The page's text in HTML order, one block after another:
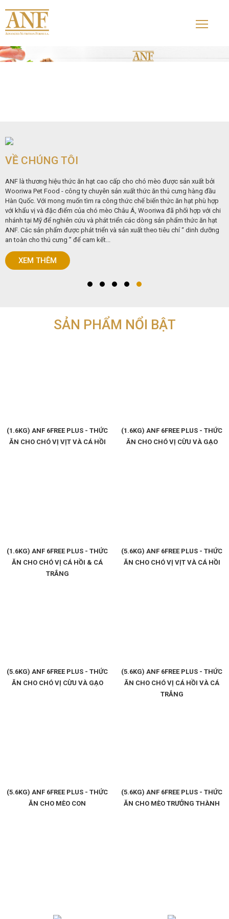
VỀ CHÚNG TÔI
ANF là thương hiệu thức ăn hạt cao cấp cho chó mèo được sản xuất bởi
Wooriwa Pet Food - công ty chuyên sản xuất thức ăn thú cưng hàng đầu
Hàn Quốc. Với mong muốn tìm ra công thức chế biến thức ăn hạt phù hợp
với khẩu vị và đặc điểm của chó mèo Châu Á, Wooriwa đã phối hợp với chi
nhánh tại Mỹ để nghiên cứu và phát triển các dòng sản phẩm thức ăn hạt
ANF. Các sản phẩm được phát triển và sản xuất theo tiêu chí “ dinh dưỡng
an toàn cho thú cưng ” để cam kết...
XEM THÊM
SẢN PHẨM NỔI BẬT
(1.6KG) ANF 6FREE PLUS - THỨC
ĂN CHO CHÓ VỊ VỊT VÀ CÁ HỒI
(1.6KG) ANF 6FREE PLUS - THỨC
ĂN CHO CHÓ VỊ CỪU VÀ GẠO
(1.6KG) ANF 6FREE PLUS - THỨC
ĂN CHO CHÓ VỊ CÁ HỒI & CÁ
TRẮNG
(5.6KG) ANF 6FREE PLUS - THỨC
ĂN CHO CHÓ VỊ VỊT VÀ CÁ HỒI
(5.6KG) ANF 6FREE PLUS - THỨC
ĂN CHO CHÓ VỊ CỪU VÀ GẠO
(5.6KG) ANF 6FREE PLUS - THỨC
ĂN CHO CHÓ VỊ CÁ HỒI VÀ CÁ
TRẮNG
(5.6KG) ANF 6FREE PLUS - THỨC
ĂN CHO MÈO CON
(5.6KG) ANF 6FREE PLUS - THỨC
ĂN CHO MÈO TRƯỞNG THÀNH